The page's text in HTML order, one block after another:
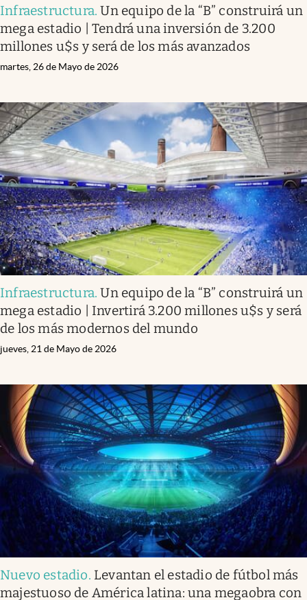
Infraestructura.Un equipo de la “B” construirá un
mega estadio | Tendrá una inversión de 3.200
millones u$s y será de los más avanzados
martes, 26 de Mayo de 2026
Infraestructura.Un equipo de la “B” construirá un
mega estadio | Invertirá 3.200 millones u$s y será
de los más modernos del mundo
jueves, 21 de Mayo de 2026
Nuevo estadio. Levantan el estadio de fútbol más
majestuoso de América latina: una megaobra con